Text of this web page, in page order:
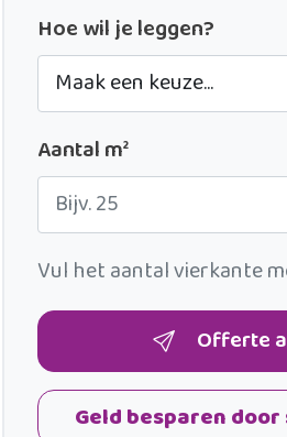
Hoe wil je leggen?
Aantal m²
Vul het aantal vierkante
Offerte
Geld besparen